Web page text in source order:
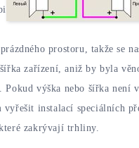
prostoru, takže se
zařízení, aniž by byla
Pokud výška nebo šířka není
vyřešit instalací speciálních
zakrývají trhliny.